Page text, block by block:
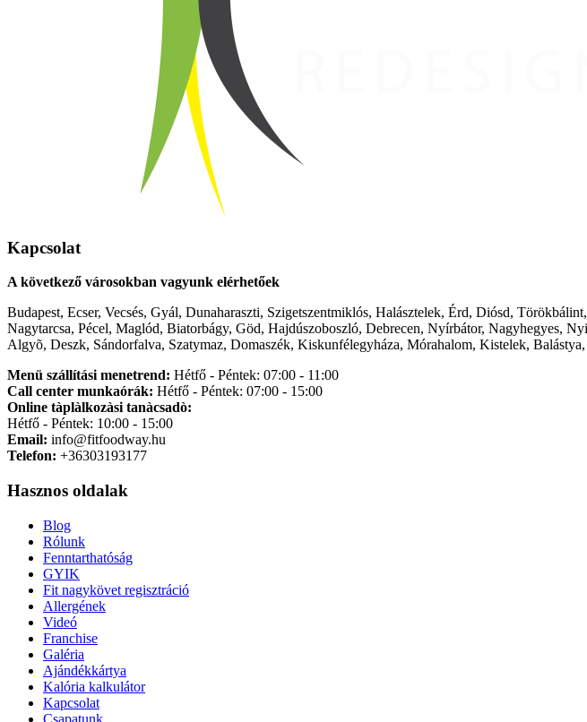
Kapcsolat
A következő városokban vagyunk elérhetőek
Budapest, Ecser, Vecsés, Gyál, Dunaharaszti, Szigetszentmiklós, Halásztelek, Érd, Diósd,
Nagytarcsa, Pécel, Maglód, Biatorbágy, Göd, Hajdúszoboszló, Debrecen, Nyírbátor, Nagyhegyes,
Algyõ, Deszk, Sándorfalva, Szatymaz, Domaszék, Kiskunfélegyháza, Mórahalom, Kistelek,
Menü szállítási menetrend: Hétfő - Péntek: 07:00 - 11:00
Call center munkaórák: Hétfő - Péntek: 07:00 - 15:00
Online tàplàlkozàsi tanàcsadò:
Hétfő - Péntek: 10:00 - 15:00
Email: info@fitfoodway.hu
Telefon: +36303193177
Hasznos oldalak
Blog
Rólunk
Fenntarthatóság
GYIK
Fit nagykövet regisztráció
Allergének
Videó
Franchise
Galéria
Ajándékkártya
Kalória kalkulátor
Kapcsolat
Csapatunk